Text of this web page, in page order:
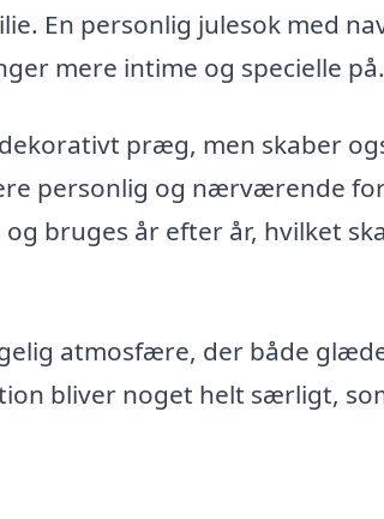
En personlig julesok med
mere intime og specielle på.
præg, men skaber
personlig og nærværende
bruges år efter år, hvilket
atmosfære, der både
bliver noget helt særligt,